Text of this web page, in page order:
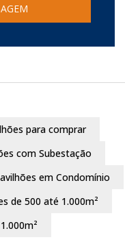
para comprar
com Subestação
em Condomínio
de 500 até 1.000m²